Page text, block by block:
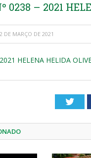
0238 – 2021
2 DE MARÇO DE 2021
HELENA HELIDA